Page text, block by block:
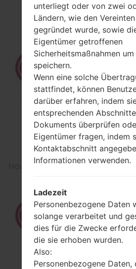
How to Enable Developer
Debugging on
How to Factory Reset through
unterliegt oder von zwei
Ländern, wie den
gegründet wurde, sowie
Eigentümer getroffenen
Sicherheitsmaßnahmen
speichern.
Wenn eine solche
stattfindet, können
darüber erfahren, indem
entsprechenden
Dokuments überprüfen
Eigentümer fragen, indem
Kontaktabschnitt
Informationen verwenden.
Ladezeit
Personenbezogene Daten
solange verarbeitet und
dies für die Zwecke
die sie erhoben wurden.
Also:
Personenbezogene Daten,